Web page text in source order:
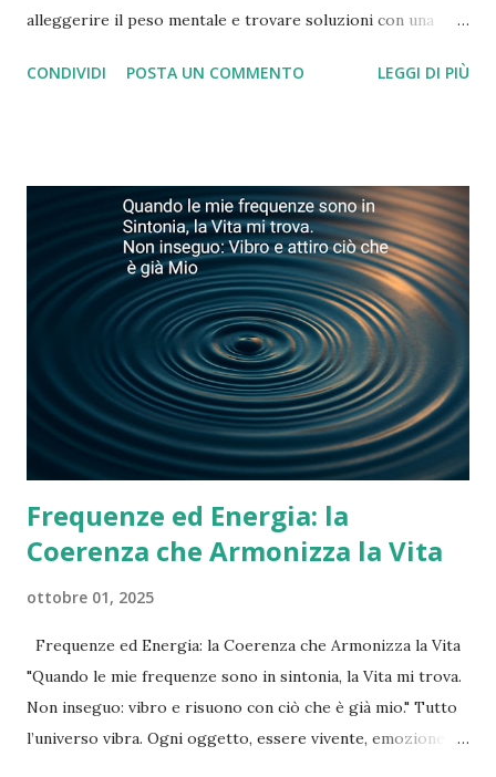
alleggerire il peso mentale e trovare soluzioni con una
qualcosa, più è probabile che accadrà.” Concentrarsi sulle
primo passo verso il cambiamento autentico e la
trasformazione personale. Legge del Talmud : “Non vedi le
cose per come sono, le vedi per come sei.” La realtà è uno
specchio del nostro stato interiore. Cambiando il nostro
punto di vista, cambiamo anche ciò che percepiamo. Legge
di Parkinson : “Il lavoro si espande fino a riempire il tempo
che gli assegni.” Le attività tendono ad occupare tutto il
tempo disponibile. Organizza il tuo tempo co...
CONDIVIDI POSTA UN COMMENTO LEGGI DI PIÙ
Frequenze ed Energia: la
Coerenza che Armonizza la Vita
ottobre 01, 2025
Frequenze ed Energia: la Coerenza che Armonizza la Vita
"Quando le mie frequenze sono in sintonia, la Vita mi trova.
Non inseguo: vibro e risuono con ciò che è già mio." Tutto
l’universo vibra. Ogni oggetto, essere vivente, emozione e